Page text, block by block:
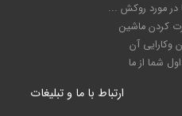
در مورد روکش ...
کردن ماشین
وکارایی آن
شما از ما
ارتباط با ما و تبلیغات